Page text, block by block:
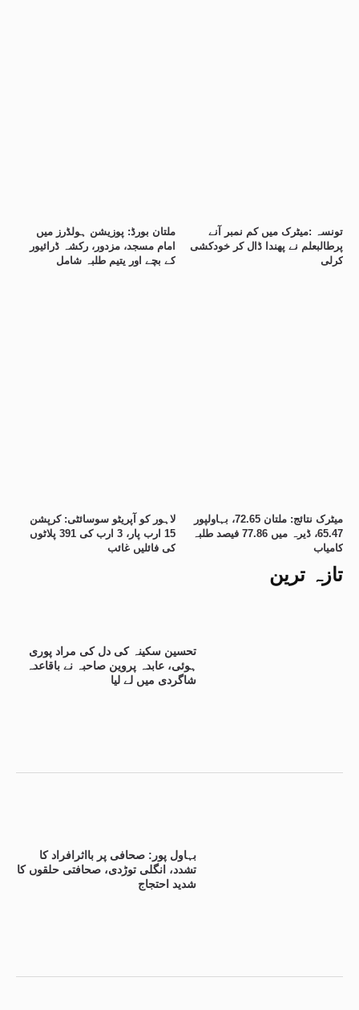
تازہ ترین
تحسین سکینہ کی دل کی مراد پوری
ہوئی، عابدہ پروین صاحبہ نے باقاعدہ
شاگردی میں لے لیا
بہاول پور: صحافی پر بااثرافراد کا
تشدد، انگلی توڑدی، صحافتی حلقوں کا
شدید احتجاج
ملتان بورڈ: پوزیشن ہولڈرز میں
امام مسجد، مزدور، رکشہ ڈرائیور
کے بچے اور یتیم طلبہ شامل
تونسہ :میٹرک میں کم نمبر آنے
پرطالبعلم نے پھندا ڈال کر خودکشی
کرلی
لاہور کو آپریٹو سوسائٹی: کرپشن
15 ارب پار، 3 ارب کی 391 پلاٹوں
کی فائلیں غائب
میٹرک نتائج: ملتان 72.65، بہاولپور
65.47، ڈیرہ میں 77.86 فیصد طلبہ
کامیاب